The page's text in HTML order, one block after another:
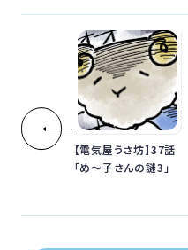
【電気屋うさ坊】37話
「め〜子さんの謎3」